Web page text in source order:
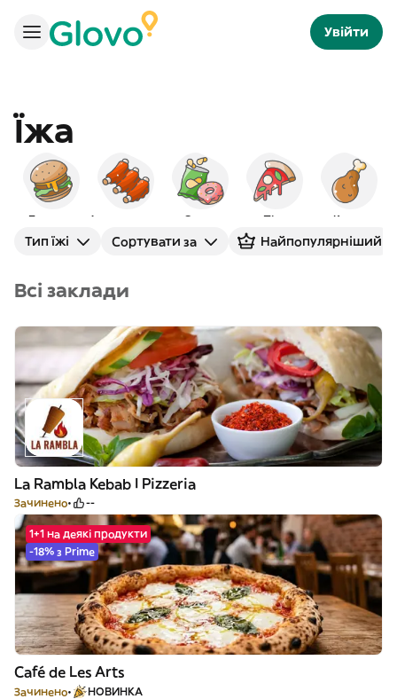
Увійти
Їжа
Бургери Снеки Піца Курка
Тип їжі Сортувати за Найпопулярніший
Всі заклади
La Rambla Kebab I Pizzeria
Зачинено --
1+1 на деякі продукти
-18% з Prime
Café de Les Arts
Зачинено НОВИНКА